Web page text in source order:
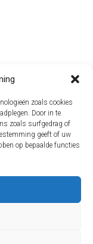
zoals cookies
Door in te
zoals surfgedrag of
geeft of uw
op bepaalde functies